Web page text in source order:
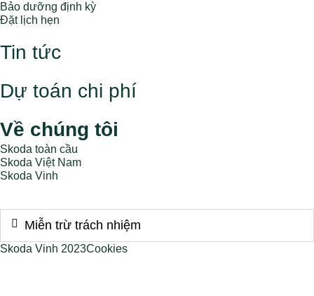
Bảo dưỡng định kỳ
Đặt lịch hẹn
Tin tức
Dự toán chi phí
Về chúng tôi
Skoda toàn cầu
Skoda Việt Nam
Skoda Vinh
Miễn trừ trách nhiệm
Skoda Vinh 2023Cookies